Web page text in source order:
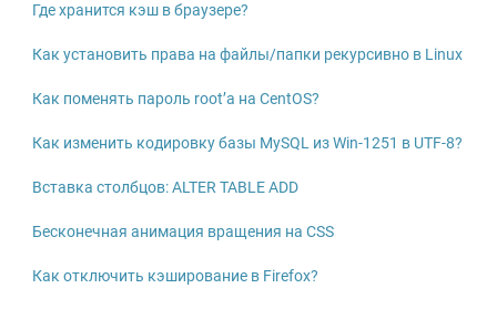
Где хранится кэш в браузере?
Как установить права на файлы/папки рекурсивно в Linux
Как поменять пароль root’а на CentOS?
Как изменить кодировку базы MySQL из Win-1251 в UTF-8?
Вставка столбцов: ALTER TABLE ADD
Бесконечная анимация вращения на CSS
Как отключить кэширование в Firefox?